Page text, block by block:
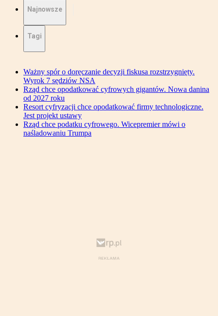
Najnowsze
Tagi
Ważny spór o doręczanie decyzji fiskusa rozstrzygnięty.
Wyrok 7 sędziów NSA
Rząd chce opodatkować cyfrowych gigantów. Nowa danina
od 2027 roku
Resort cyfryzacji chce opodatkować firmy technologiczne.
Jest projekt ustawy
Rząd chce podatku cyfrowego. Wicepremier mówi o
naśladowaniu Trumpa